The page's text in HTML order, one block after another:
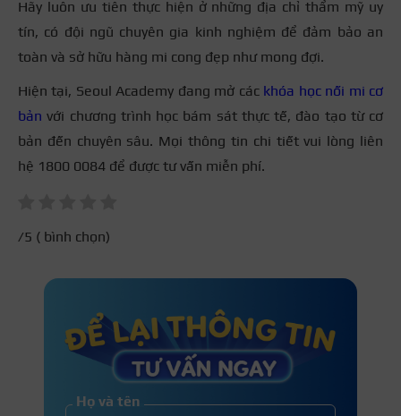
Cấy mi sinh học có thời gian duy trì vẻ đẹp lâu dài
Người từng bị rụng mi nhiều, mi yếu đi do lạm
dụng nối mi truyền thống, uốn mi hoặc sử dụng
mascara kém chất lượng thường xuyên.
Người không có nhiều thời gian trang điểm
nhưng vẫn muốn sở hữu đôi mắt to tròn, cuốn
hút.
phương pháp làm đẹp vùng mắt an toàn, tự
Hãy luôn ưu tiên thực hiện ở những địa chỉ thẩm mỹ uy
tín, có đội ngũ chuyên gia kinh nghiệm để đảm bảo an
toàn và sở hữu hàng mi cong đẹp như mong đợi.
Hiện tại, Seoul Academy đang mở các khóa học nối mi cơ
bản với chương trình học bám sát thực tế, đào tạo từ cơ
bản đến chuyên sâu. Mọi thông tin chi tiết vui lòng liên
hệ 1800 0084 để được tư vấn miễn phí.
/5 ( bình chọn)
Họ và tên